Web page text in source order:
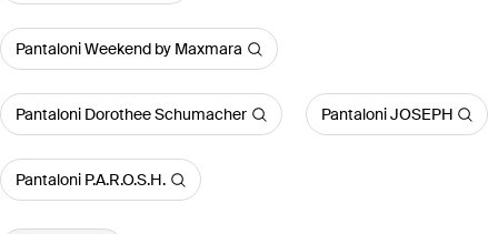
Pantaloni Weekend by Maxmara
Pantaloni Dorothee Schumacher Pantaloni JOSEPH
Pantaloni P.A.R.O.S.H.